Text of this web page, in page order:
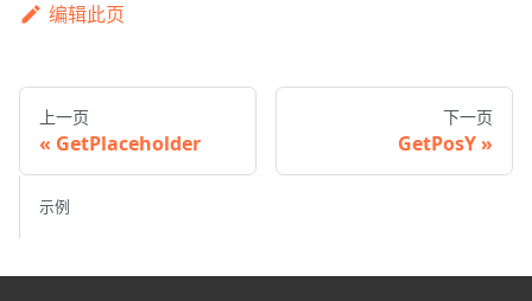
编辑此页
上一页
GetPlaceholder
下一页
GetPosY
示例